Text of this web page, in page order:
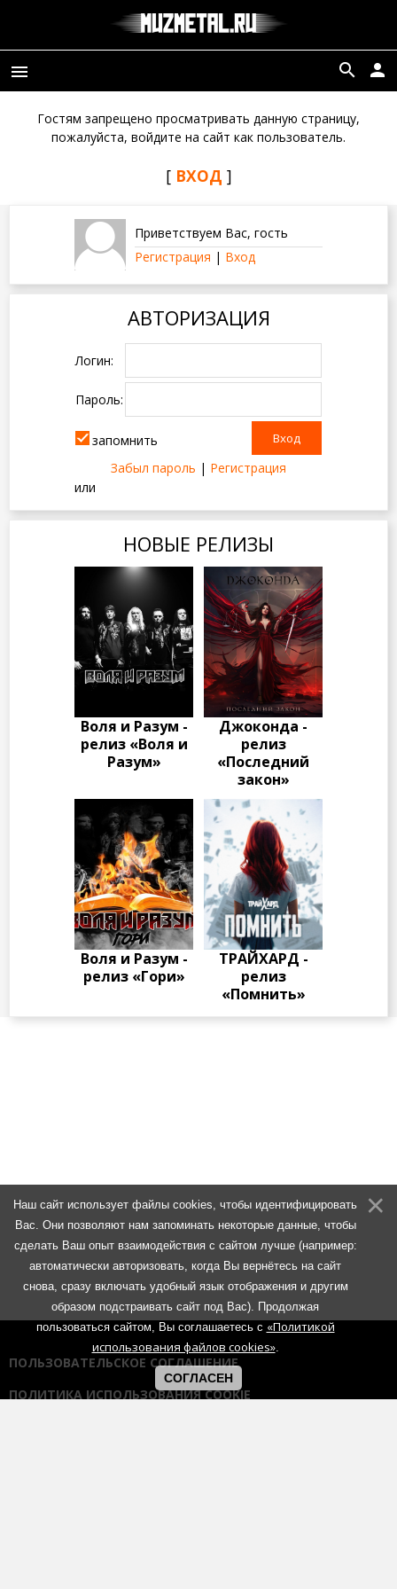
menu person
search
Гостям запрещено просматривать данную страницу,
пожалуйста, войдите на сайт как пользователь.
[ ВХОД ]
Приветствуем Вас, гость
Регистрация | Вход
АВТОРИЗАЦИЯ
Логин:
Пароль:
запомнить
Забыл пароль | Регистрация
или
НОВЫЕ РЕЛИЗЫ
Воля и Разум -
релиз «Воля и
Разум»
Джоконда -
релиз
«Последний
закон»
Воля и Разум -
релиз «Гори»
ТРАЙХАРД -
релиз
«Помнить»
ПОЛЬЗОВАТЕЛЬСКОЕ СОГЛАШЕНИЕ
ПОЛИТИКА ИСПОЛЬЗОВАНИЯ COOKIE
Наш сайт использует файлы cookies, чтобы идентифицировать
Вас. Они позволяют нам запоминать некоторые данные, чтобы
сделать Ваш опыт взаимодействия с сайтом лучше (например:
автоматически авторизовать, когда Вы вернётесь на сайт
снова, сразу включать удобный язык отображения и другим
образом подстраивать сайт под Вас). Продолжая
пользоваться сайтом, Вы соглашаетесь с «Политикой
использования файлов cookies».
СОГЛАСЕН